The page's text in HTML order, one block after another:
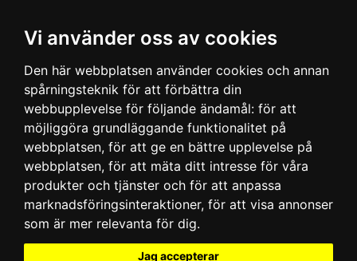
Vi använder oss av cookies
Den här webbplatsen använder cookies och annan
spårningsteknik för att förbättra din
webbupplevelse för följande ändamål: för att
möjliggöra grundläggande funktionalitet på
webbplatsen, för att ge en bättre upplevelse på
webbplatsen, för att mäta ditt intresse för våra
produkter och tjänster och för att anpassa
marknadsföringsinteraktioner, för att visa annonser
som är mer relevanta för dig.
Jag accepterar